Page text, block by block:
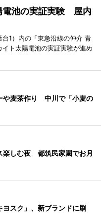
電池の実証実験 屋内
1）内の「東急沿線の仲介 青
ト太陽電池の実証実験が進め
や麦茶作り 中川で「小麦の
楽しむ夜 都筑民家園でお月
ヨスク」、新ブランドに刷